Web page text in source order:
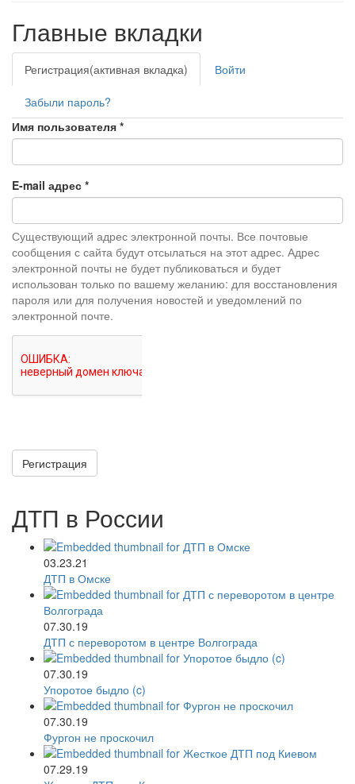
Главные вкладки
Регистрация(активная вкладка) Войти
Забыли пароль?
Имя пользователя *
E-mail адрес *
Существующий адрес электронной почты. Все почтовые
сообщения с сайта будут отсылаться на этот адрес. Адрес
электронной почты не будет публиковаться и будет
использован только по вашему желанию: для восстановления
пароля или для получения новостей и уведомлений по
электронной почте.
Регистрация
ДТП в России
03.23.21
ДТП в Омске
07.30.19
ДТП с переворотом в центре Волгограда
07.30.19
Упоротое быдло (c)
07.30.19
Фургон не проскочил
07.29.19